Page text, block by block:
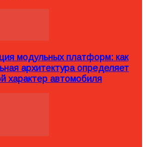
модульных платформ: как
архитектура определяет
характер автомобиля